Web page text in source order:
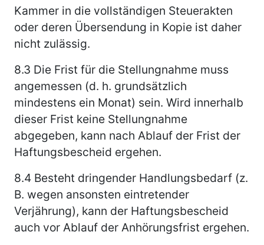
Kammer in die vollständigen Steuerakten
oder deren Übersendung in Kopie ist daher
nicht zulässig.
8.3 Die Frist für die Stellungnahme muss
angemessen (d. h. grundsätzlich
mindestens ein Monat) sein. Wird innerhalb
dieser Frist keine Stellungnahme
abgegeben, kann nach Ablauf der Frist der
Haftungsbescheid ergehen.
8.4 Besteht dringender Handlungsbedarf (z.
B. wegen ansonsten eintretender
Verjährung), kann der Haftungsbescheid
auch vor Ablauf der Anhörungsfrist ergehen.